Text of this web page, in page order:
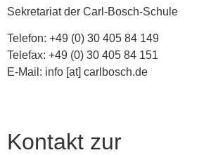
Sekretariat der Carl-Bosch-Schule
Telefon: +49 (0) 30 405 84 149
Telefax: +49 (0) 30 405 84 151
E-Mail: info [at] carlbosch.de
Kontakt zur